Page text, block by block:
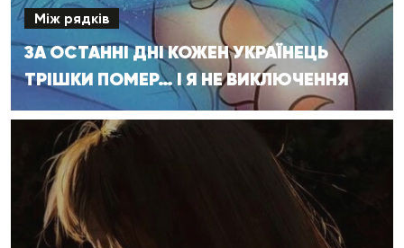
Між рядків
ЗА ОСТАННІ ДНІ КОЖЕН УКРАЇНЕЦЬ
ТРІШКИ ПОМЕР… І Я НЕ ВИКЛЮЧЕННЯ